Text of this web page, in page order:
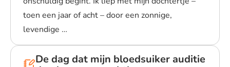
toen een jaar of acht – door een zonnige,
levendige …
Lees blogpost
De dag dat mijn bloedsuiker auditie